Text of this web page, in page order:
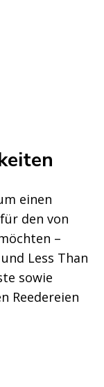
einen
den von
–
Less Than
sowie
Reedereien